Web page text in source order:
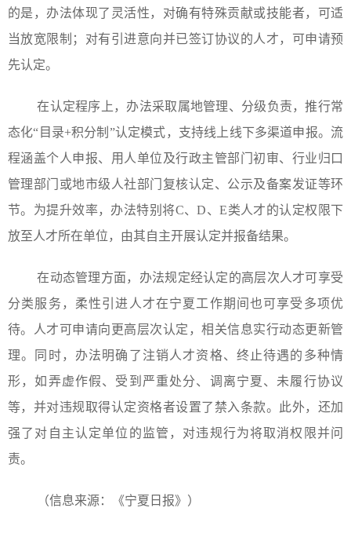
的是，办法体现了灵活性，对确有特殊贡献或技能者，可适
当放宽限制；对有引进意向并已签订协议的人才，可申请预
先认定。
在认定程序上，办法采取属地管理、分级负责，推行常
态化“目录+积分制”认定模式，支持线上线下多渠道申报。流
程涵盖个人申报、用人单位及行政主管部门初审、行业归口
管理部门或地市级人社部门复核认定、公示及备案发证等环
节。为提升效率，办法特别将C、D、E类人才的认定权限下
放至人才所在单位，由其自主开展认定并报备结果。
在动态管理方面，办法规定经认定的高层次人才可享受
分类服务，柔性引进人才在宁夏工作期间也可享受多项优
待。人才可申请向更高层次认定，相关信息实行动态更新管
理。同时，办法明确了注销人才资格、终止待遇的多种情
形，如弄虚作假、受到严重处分、调离宁夏、未履行协议
等，并对违规取得认定资格者设置了禁入条款。此外，还加
强了对自主认定单位的监管，对违规行为将取消权限并问
责。
（信息来源：《宁夏日报》）